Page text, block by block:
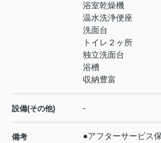
浴室乾燥機
温水洗浄便座
洗面台
トイレ２ヶ所
独立洗面台
浴槽
収納豊富
設備(その他) -
備考 ●アフターサービス